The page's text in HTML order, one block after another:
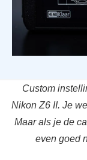
Custom
Nikon Z6 II. Je
Maar als je de
even goed